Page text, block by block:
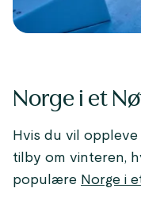
Norge i et
Hvis du vil
tilby om vinteren,
populære Norge i